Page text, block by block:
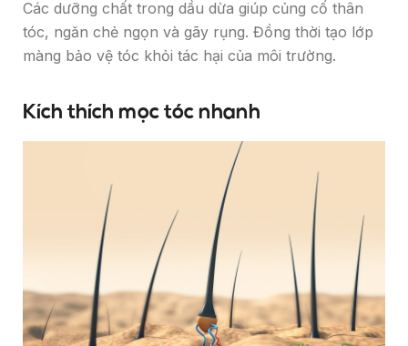
Các dưỡng chất trong dầu dừa giúp củng cố thân
tóc, ngăn chẻ ngọn và gãy rụng. Đồng thời tạo lớp
màng bảo vệ tóc khỏi tác hại của môi trường.
Kích thích mọc tóc nhanh